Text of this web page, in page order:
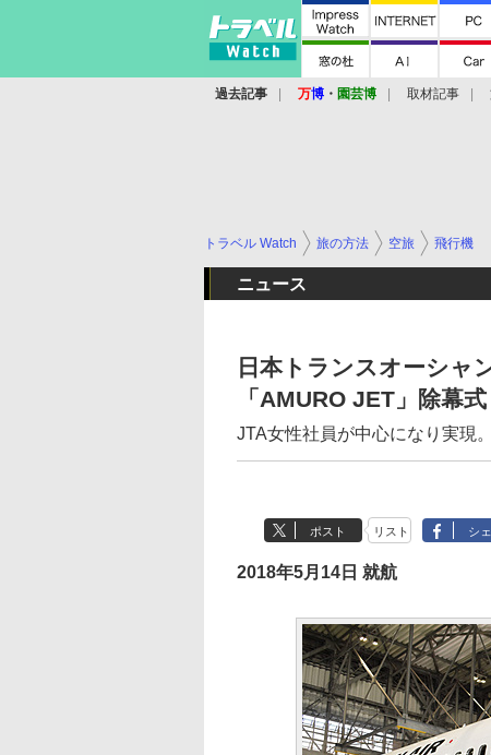
過去記事 万博 ・ 園芸博 取材記事
トラベル Watch 旅の方法 空旅 飛行機
ニュース
日本トランスオーシャ
「AMURO JET」除幕式
JTA女性社員が中心になり実現
ポスト リスト シ
2018年5月14日 就航